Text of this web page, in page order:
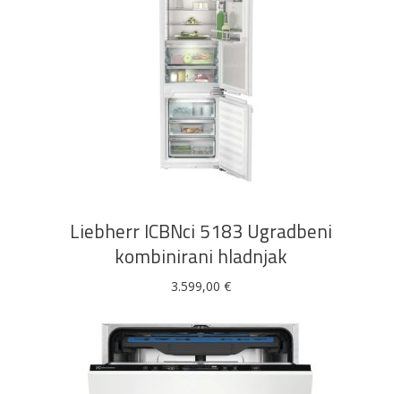
DODAJ U KOŠARICU
Liebherr ICBNci 5183 Ugradbeni
kombinirani hladnjak
3.599,00 €